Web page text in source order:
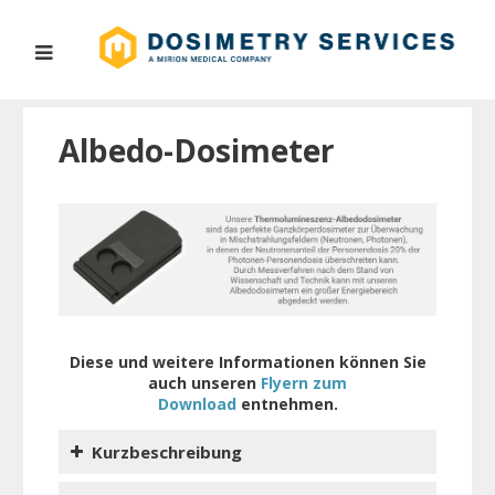
Albedo-Dosimeter
Diese und weitere Informationen können Sie
auch unseren Flyern zum
Downloadentnehmen.
Kurzbeschreibung